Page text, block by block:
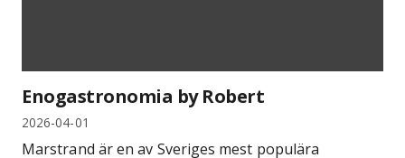
Enogastronomia by Robert
2026-04-01
Marstrand är en av Sveriges mest populära